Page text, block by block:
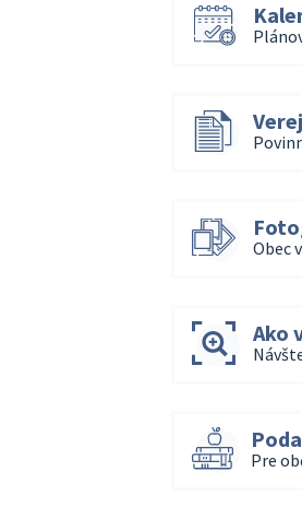
Obec
Ako
Pre